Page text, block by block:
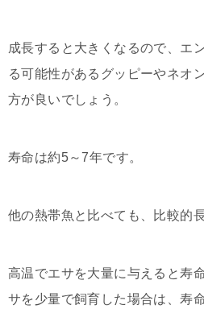
成長すると大きくなるので、エ
る可能性があるグッピーやネオ
方が良いでしょう。
寿命は約5～7年です。
他の熱帯魚と比べても、比較的
高温でエサを大量に与えると寿
サを少量で飼育した場合は、寿